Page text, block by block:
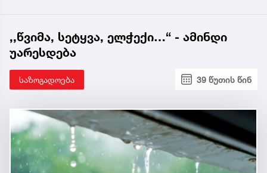
,,წვიმა, სეტყვა, ელჭექი…“ - ამინდი
უარესდება
საზოგადოება 39 წუთის წინ